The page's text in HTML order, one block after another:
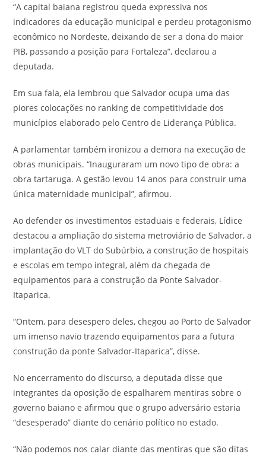
“A capital baiana registrou queda expressiva nos
indicadores da educação municipal e perdeu protagonismo
econômico no Nordeste, deixando de ser a dona do maior
PIB, passando a posição para Fortaleza”, declarou a
deputada.
Em sua fala, ela lembrou que Salvador ocupa uma das
piores colocações no ranking de competitividade dos
municípios elaborado pelo Centro de Liderança Pública.
A parlamentar também ironizou a demora na execução de
obras municipais. “Inauguraram um novo tipo de obra: a
obra tartaruga. A gestão levou 14 anos para construir uma
única maternidade municipal”, afirmou.
Ao defender os investimentos estaduais e federais, Lídice
destacou a ampliação do sistema metroviário de Salvador, a
implantação do VLT do Subúrbio, a construção de hospitais
e escolas em tempo integral, além da chegada de
equipamentos para a construção da Ponte Salvador-
Itaparica.
“Ontem, para desespero deles, chegou ao Porto de Salvador
um imenso navio trazendo equipamentos para a futura
construção da ponte Salvador-Itaparica”, disse.
No encerramento do discurso, a deputada disse que
integrantes da oposição de espalharem mentiras sobre o
governo baiano e afirmou que o grupo adversário estaria
“desesperado” diante do cenário político no estado.
“Não podemos nos calar diante das mentiras que são ditas